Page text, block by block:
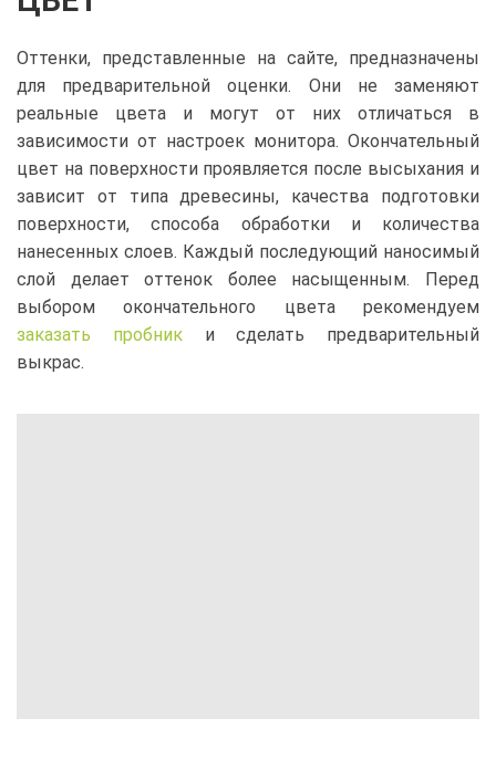
Оттенки, представленные на сайте, предназначены
для предварительной оценки. Они не заменяют
реальные цвета и могут от них отличаться в
зависимости от настроек монитора. Окончательный
цвет на поверхности проявляется после высыхания и
зависит от типа древесины, качества подготовки
поверхности, способа обработки и количества
нанесенных слоев. Каждый последующий наносимый
слой делает оттенок более насыщенным. Перед
выбором окончательного цвета рекомендуем
заказать пробники сделать предварительный
выкрас.